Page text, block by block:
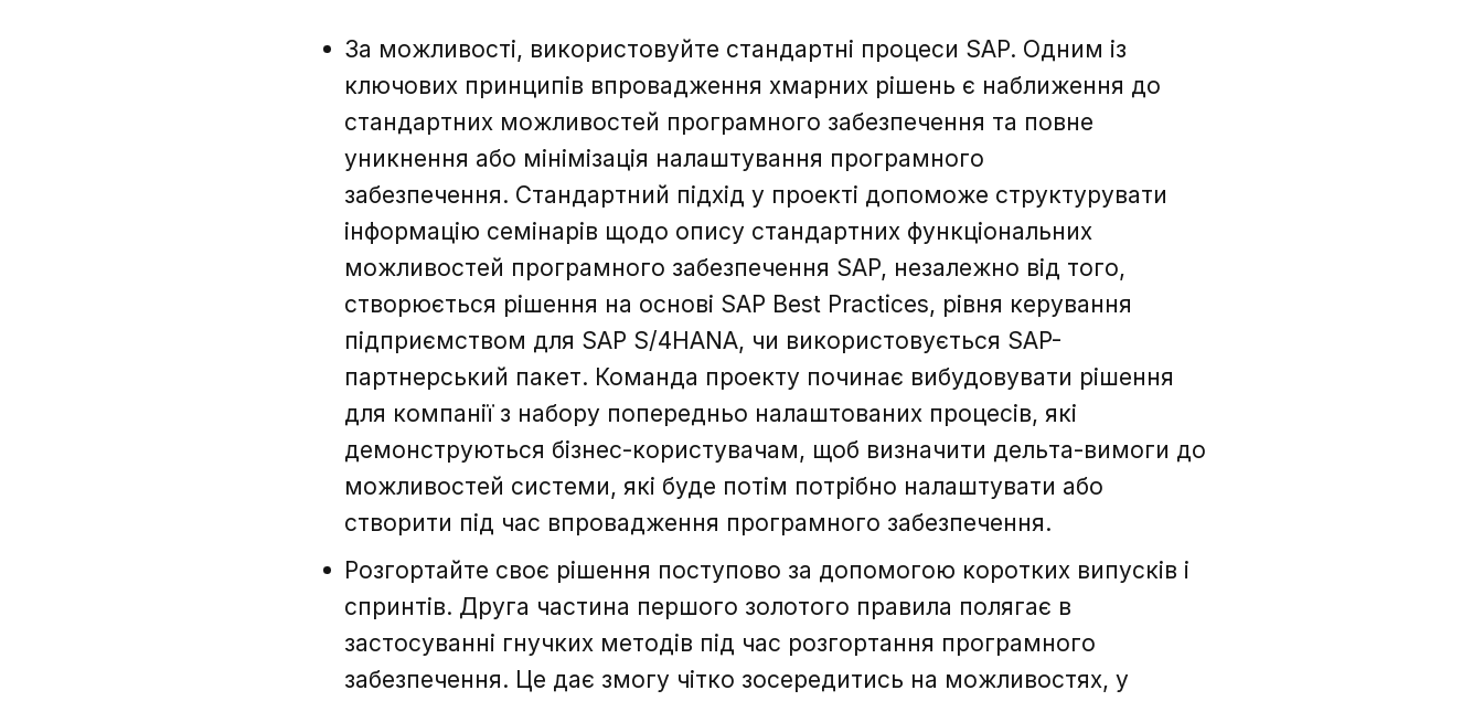
За можливості, використовуйте стандартні процеси SAP. Одним із
ключових принципів впровадження хмарних рішень є наближення до
стандартних можливостей програмного забезпечення та повне
уникнення або мінімізація налаштування програмного
забезпечення. Стандартний підхід у проекті допоможе структурувати
інформацію семінарів щодо опису стандартних функціональних
можливостей програмного забезпечення SAP, незалежно від того,
створюється рішення на основі SAP Best Practices, рівня керування
підприємством для SAP S/4HANA, чи використовується SAP-
партнерський пакет. Команда проекту починає вибудовувати рішення
для компанії з набору попередньо налаштованих процесів, які
демонструються бізнес-користувачам, щоб визначити дельта-вимоги до
можливостей системи, які буде потім потрібно налаштувати або
створити під час впровадження програмного забезпечення.
Розгортайте своє рішення поступово за допомогою коротких випусків і
спринтів. Друга частина першого золотого правила полягає в
застосуванні гнучких методів під час розгортання програмного
забезпечення. Це дає змогу чітко зосередитись на можливостях, у